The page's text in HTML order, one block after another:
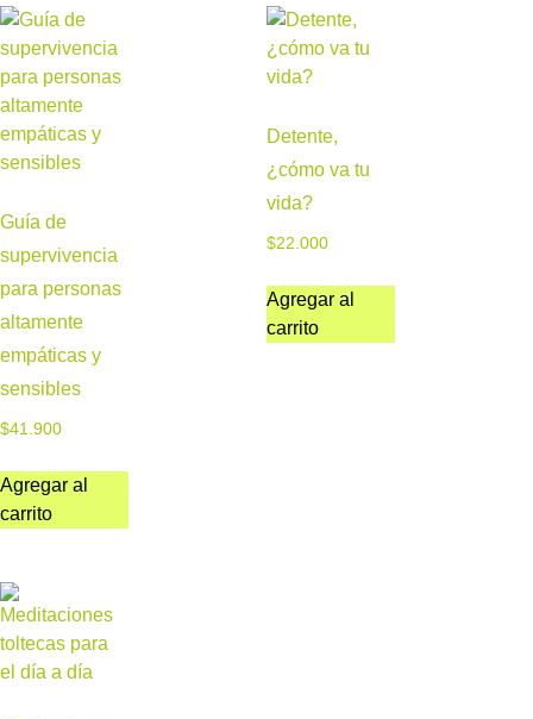
Guía de
supervivencia
para personas
altamente
empáticas y
sensibles
$41.900
Agregar al
carrito
Detente,
¿cómo va tu
vida?
$22.000
Agregar al
carrito